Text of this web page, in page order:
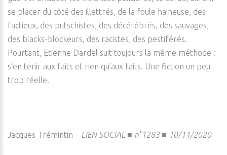
se placer du côté des illettrés, de la foule haineuse, des
factieux, des putschistes, des décérébrés, des sauvages,
des blacks-blockeurs, des racistes, des pestiférés.
Pourtant, Etienne Dardel suit toujours la même méthode :
s’en tenir aux faits et rien qu’aux faits. Une fiction un peu
trop réelle.
Jacques Trémintin – LIEN SOCIAL ■ n°1283 ■ 10/11/2020